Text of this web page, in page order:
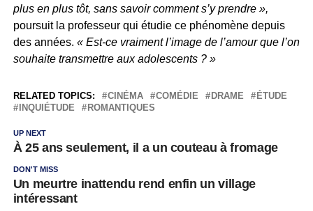
plus en plus tôt, sans savoir comment s’y prendre »,
poursuit la professeur qui étudie ce phénomène depuis
des années. « Est-ce vraiment l’image de l’amour que l’on
souhaite transmettre aux adolescents ? »
RELATED TOPICS: CINÉMA COMÉDIE DRAME
ÉTUDE
INQUIÉTUDE
ROMANTIQUES
UP NEXT
À 25 ans seulement, il a un couteau à fromage
DON'T MISS
Un meurtre inattendu rend enfin un village
intéressant